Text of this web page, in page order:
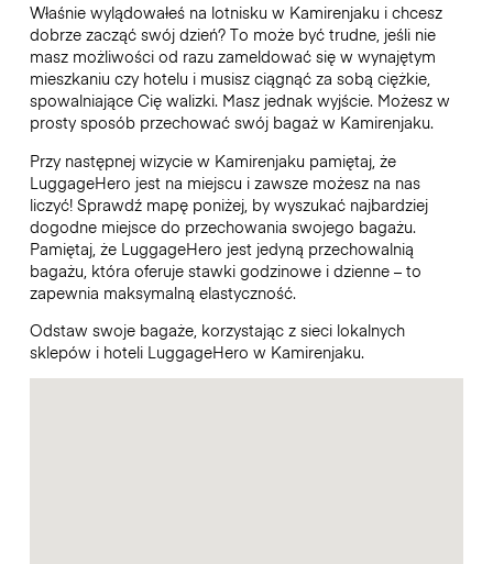
Właśnie wylądowałeś na lotnisku w Kamirenjaku i chcesz
dobrze zacząć swój dzień? To może być trudne, jeśli nie
masz możliwości od razu zameldować się w wynajętym
mieszkaniu czy hotelu i musisz ciągnąć za sobą ciężkie,
spowalniające Cię walizki. Masz jednak wyjście. Możesz w
prosty sposób przechować swój bagaż w Kamirenjaku.
Przy następnej wizycie w Kamirenjaku pamiętaj, że
LuggageHero jest na miejscu i zawsze możesz na nas
liczyć! Sprawdź mapę poniżej, by wyszukać najbardziej
dogodne miejsce do przechowania swojego bagażu.
Pamiętaj, że LuggageHero jest jedyną przechowalnią
bagażu, która oferuje stawki godzinowe i dzienne – to
zapewnia maksymalną elastyczność.
Odstaw swoje bagaże, korzystając z sieci lokalnych
sklepów i hoteli LuggageHero w Kamirenjaku.